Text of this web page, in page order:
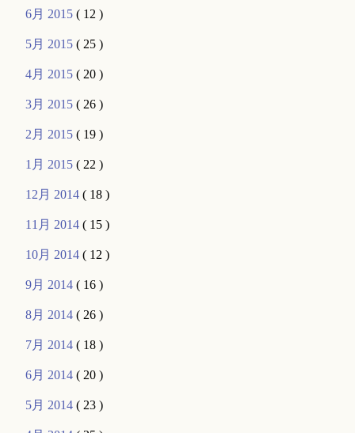
6月 2015( 12 )
5月 2015( 25 )
4月 2015( 20 )
3月 2015( 26 )
2月 2015( 19 )
1月 2015( 22 )
12月 2014( 18 )
11月 2014( 15 )
10月 2014( 12 )
9月 2014( 16 )
8月 2014( 26 )
7月 2014( 18 )
6月 2014( 20 )
5月 2014( 23 )